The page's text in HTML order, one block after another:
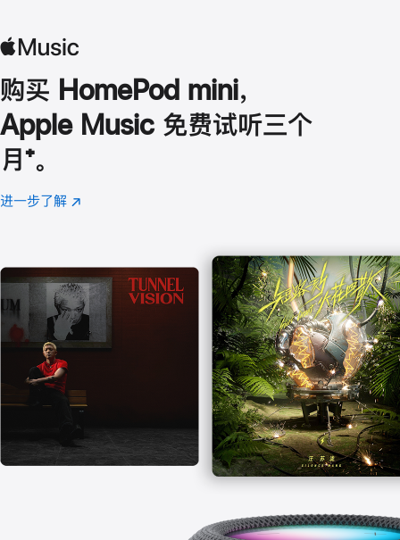
购买 HomePod mini，
Apple Music 免费试听三个
月 脚
注
⁺。
进一步了解 Apple
(在
口
中
打
开)